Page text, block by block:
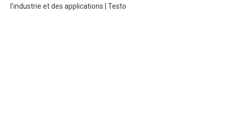
l'industrie et des applications | Testo